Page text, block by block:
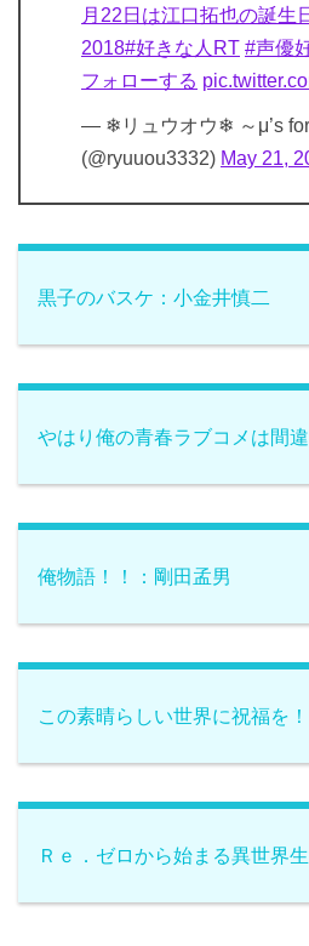
月22日は江口拓也の誕生
2018#好きな人RT #声優
フォローする
— ❄リュウオウ❄ ～μ’s
(@ryuuou3332) May 21,
黒子のバスケ：小金井慎二
やはり俺の青春ラブコメは間
俺物語！！：剛田孟男
この素晴らしい世界に祝福を
Ｒｅ．ゼロから始まる異世界